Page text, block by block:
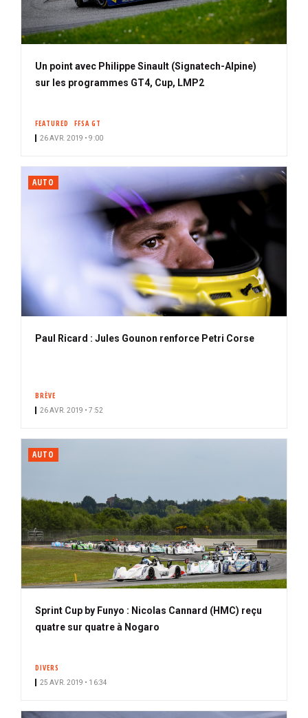
Un point avec Philippe Sinault (Signatech-Alpine)
sur les programmes GT4, Cup, LMP2
FEATURED FFSA GT
26 AVR. 2019 • 9:00
AUTO
Paul Ricard : Jules Gounon renforce Petri Corse
BRÈVE
26 AVR. 2019 • 7:52
AUTO
Sprint Cup by Funyo : Nicolas Cannard (HMC) reçu
quatre sur quatre à Nogaro
DIVERS
25 AVR. 2019 • 16:34